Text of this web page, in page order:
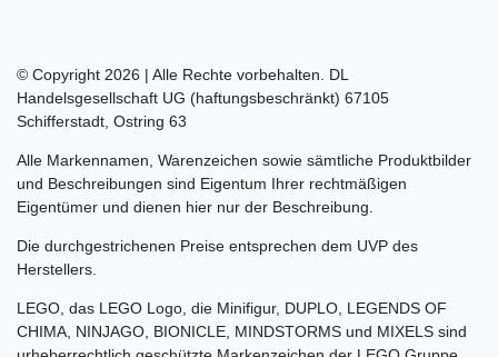
© Copyright 2026 | Alle Rechte vorbehalten. DL
Handelsgesellschaft UG (haftungsbeschränkt) 67105
Schifferstadt, Ostring 63
Alle Markennamen, Warenzeichen sowie sämtliche Produktbilder
und Beschreibungen sind Eigentum Ihrer rechtmäßigen
Eigentümer und dienen hier nur der Beschreibung.
Die durchgestrichenen Preise entsprechen dem UVP des
Herstellers.
LEGO, das LEGO Logo, die Minifigur, DUPLO, LEGENDS OF
CHIMA, NINJAGO, BIONICLE, MINDSTORMS und MIXELS sind